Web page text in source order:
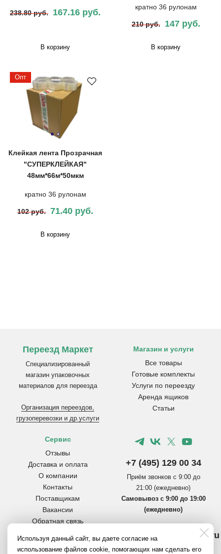
238.80 руб. 167.16 руб.
В корзину
кратно 36 рулонам
210 руб. 147 руб.
В корзину
Опт
Клейкая лента Прозрачная
"СУПЕРКЛЕЙКАЯ"
48мм*66м*50мкм
кратно 36 рулонам
102 руб. 71.40 руб.
В корзину
Переезд Маркет
Специализированный
магазин упаковочных
материалов для переезда
Организация переездов,
грузоперевозки и др.услуги
Магазин и услуги
Все товары
Готовые комплекты
Услуги по переезду
Аренда ящиков
Статьи
Сервис
Отзывы
Доставка и оплата
О компании
Контакты
Поставщикам
Вакансии
Обратная связь
коробок
+7 (495) 129 00 34
Приём звонков с 9:00 до
21:00 (ежедневно)
Самовывоз с 9:00 до 19:00
(ежедневно)
info@pereezdmarket.ru
Общая почта для клиентов
Используя данный сайт, вы даете согласие на
использование файлов cookie, помогающих нам сделать его